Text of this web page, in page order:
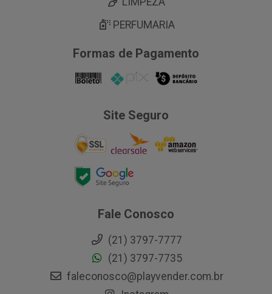
PERFUMARIA
Formas de Pagamento
Site Seguro
Fale Conosco
(21) 3797-7777
(21) 3797-7735
faleconosco@playvender.com.br